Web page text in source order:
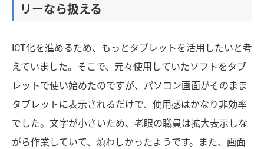
リーなら扱える
ICT化を進めるため、もっとタブレットを活用したいと考
えていました。そこで、元々使用していたソフトをタブ
レットで使い始めたのですが、パソコン画面がそのまま
タブレットに表示されるだけで、使用感はかなり非効率
でした。文字が小さいため、老眼の職員は拡大表示しな
がら作業していて、煩わしかったようです。また、画面